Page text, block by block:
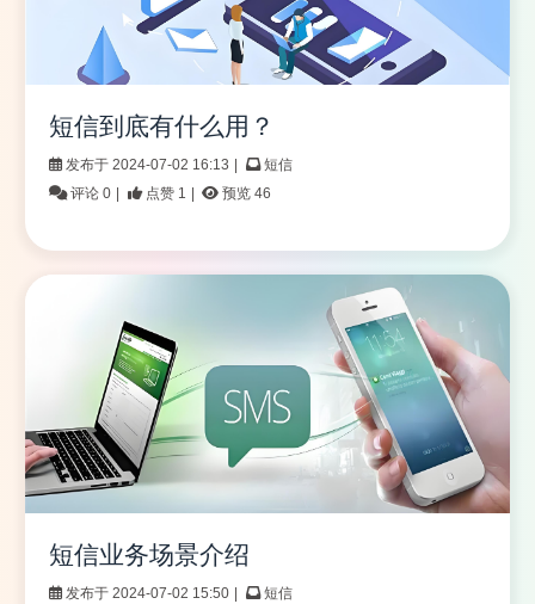
短信到底有什么用？
发布于 2024-07-02 16:13
短信
评论 0
点赞 1 预览 46
短信业务场景介绍
发布于 2024-07-02 15:50
短信